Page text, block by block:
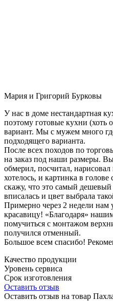
Мария и Григорий Бурковы
У нас в доме нестандартная
поэтому готовые кухни
вариант. Мы с мужем много
подходящего варианта.
После всех походов по
на заказ под наши размеры.
обмерил, посчитал,
хотелось, и картинка в
скажу, что это самый
вписалась и цвет выбрала
Примерно через 2 недели
красавицу! «Благодаря»
помучиться с монтажом
получился отменный.
Большое всем спасибо!
Качество продукции
Уровень сервиса
Срок изготовления
Оставить отзыв
Оставить отзыв на товар